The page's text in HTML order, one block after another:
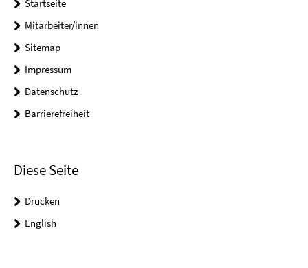
Startseite
Mitarbeiter/innen
Sitemap
Impressum
Datenschutz
Barrierefreiheit
Diese Seite
Drucken
English